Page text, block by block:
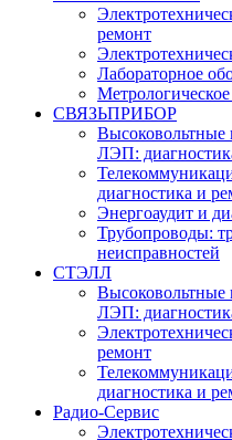
ремонт
Лабораторное
СВЯЗЬПРИБОР
ЛЭП:
диагностика и
Энергоаудит и
Трубопроводы:
неисправностей
СТЭЛЛ
ЛЭП:
ремонт
диагностика и
Радио-Cервис